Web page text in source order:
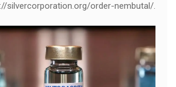
silvercorporation.org/order-nembutal/.